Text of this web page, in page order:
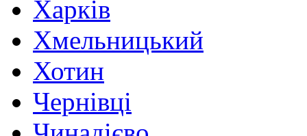
Харків
Хмельницький
Хотин
Чернівці